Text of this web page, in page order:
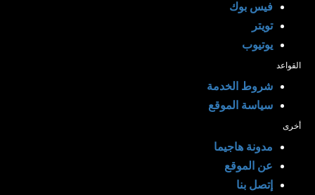
فيس بوك
تويتر
يوتيوب
القواعد
شروط الخدمة
سياسة الموقع
أخرى
مدونة هاجيما
عن الموقع
إتصل بنا